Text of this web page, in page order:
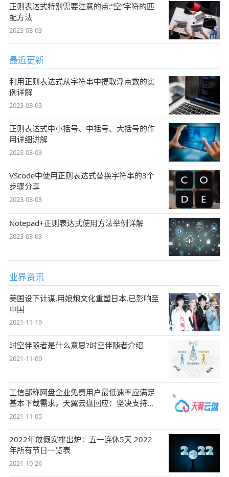
正则表达式特别需要注意的点:“空“字符的匹
配方法
2023-03-03
最近更新
利用正则表达式从字符串中提取浮点数的实
例详解
2023-03-03
正则表达式中小括号、中括号、大括号的作
用详细讲解
2023-03-03
VScode中使用正则表达式替换字符串的3个
步骤分享
2023-03-03
Notepad+正则表达式使用方法举例详解
2023-03-03
业界资讯
美国设下计谋,用娘炮文化重塑日本,已影响至
中国
2021-11-19
时空伴随者是什么意思?时空伴随者介绍
2021-11-09
工信部称网盘企业免费用户最低速率应满足
基本下载需求，天翼云盘回应：坚决支持，
始终
2021-11-05
2022年放假安排出炉：五一连休5天 2022
年所有节日一览表
2021-10-26